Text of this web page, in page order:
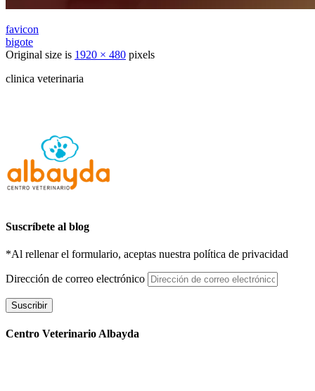
favicon
bigote
Original size is 1920 × 480 pixels
clinica veterinaria
Suscríbete al blog
*Al rellenar el formulario, aceptas nuestra política de privacidad
Dirección de correo electrónico
Suscribir
Centro Veterinario Albayda